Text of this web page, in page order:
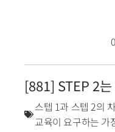
[881] STEP 2
스텝 1과 스텝 2의
교육이 요구하는 가